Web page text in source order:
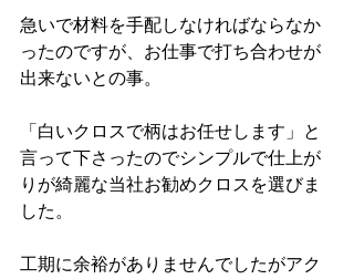
急いで材料を手配しなければならなか
ったのですが、お仕事で打ち合わせが
出来ないとの事。
「白いクロスで柄はお任せします」と
言って下さったのでシンプルで仕上が
りが綺麗な当社お勧めクロスを選びま
した。
工期に余裕がありませんでしたがアク